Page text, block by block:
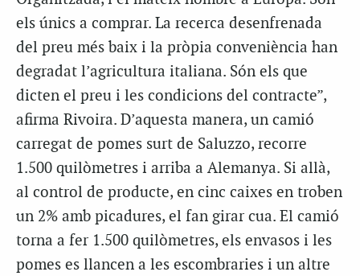
els únics a comprar. La recerca desenfrenada
del preu més baix i la pròpia conveniència han
degradat l’agricultura italiana. Són els que
dicten el preu i les condicions del contracte”,
afirma Rivoira. D’aquesta manera, un camió
carregat de pomes surt de Saluzzo, recorre
1.500 quilòmetres i arriba a Alemanya. Si allà,
al control de producte, en cinc caixes en troben
un 2% amb picadures, el fan girar cua. El camió
torna a fer 1.500 quilòmetres, els envasos i les
pomes es llancen a les escombraries i un altre